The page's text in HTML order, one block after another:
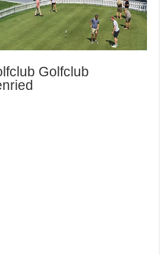
Golfclub